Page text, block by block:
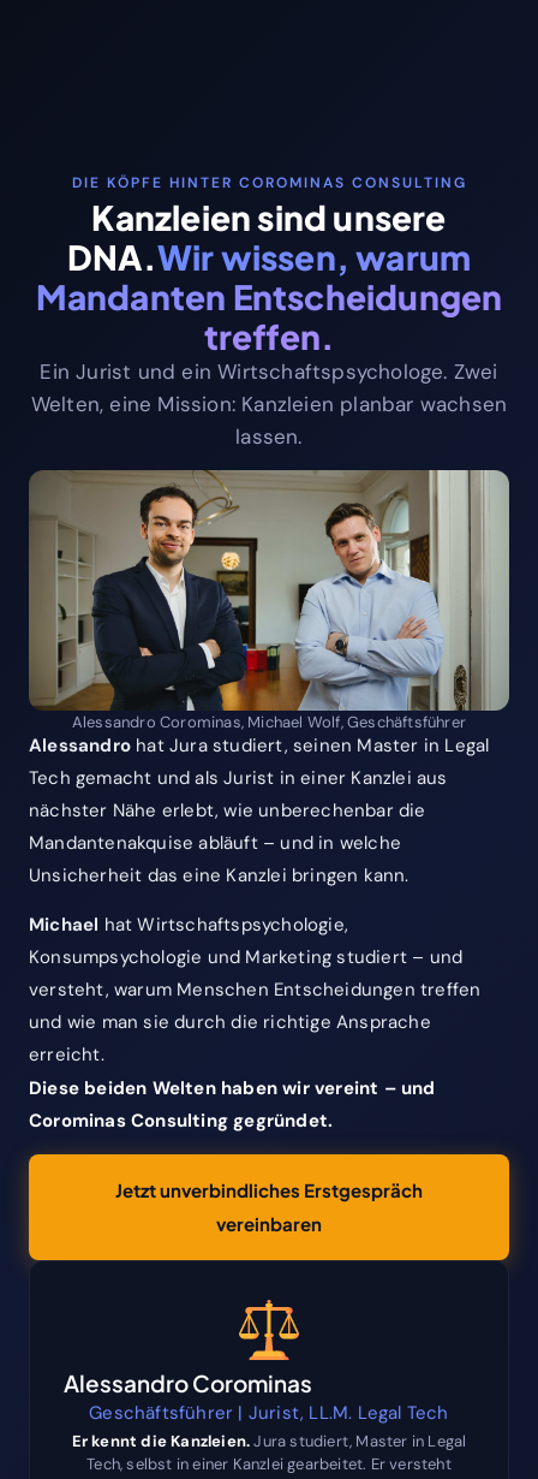
DIE KÖPFE HINTER COROMINAS CONSULTING
Kanzleien sind unsere
DNA.Wir wissen, warum
Mandanten Entscheidungen
treffen.
Ein Jurist und ein Wirtschaftspsychologe. Zwei
Welten, eine Mission: Kanzleien planbar wachsen
lassen.
Alessandro Corominas, Michael Wolf, Geschäftsführer
Alessandro hat Jura studiert, seinen Master in Legal
Tech gemacht und als Jurist in einer Kanzlei aus
nächster Nähe erlebt, wie unberechenbar die
Mandantenakquise abläuft – und in welche
Unsicherheit das eine Kanzlei bringen kann.
Michael hat Wirtschaftspsychologie,
Konsumpsychologie und Marketing studiert – und
versteht, warum Menschen Entscheidungen treffen
und wie man sie durch die richtige Ansprache
erreicht.
Diese beiden Welten haben wir vereint – und
Corominas Consulting gegründet.
Jetzt unverbindliches Erstgespräch
vereinbaren
Alessandro Corominas
Geschäftsführer | Jurist, LL.M. Legal Tech
Er kennt die Kanzleien.Jura studiert, Master in Legal
Tech, selbst in einer Kanzlei gearbeitet. Er versteht